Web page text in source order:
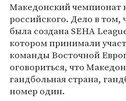
Македонский чемпионат
российского. Дело в том,
была создана SEHA
котором принимали
команды Восточной
оговориться, что
гандбольная страна,
номер один.